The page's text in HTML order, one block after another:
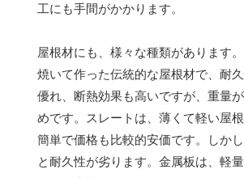
工にも手間がかかります。
屋根材にも、様々な種類があります
焼いて作った伝統的な屋根材で、耐
優れ、断熱効果も高いですが、重量
めです。スレートは、薄くて軽い屋
簡単で価格も比較的安価です。しか
と耐久性が劣ります。金属板は、軽